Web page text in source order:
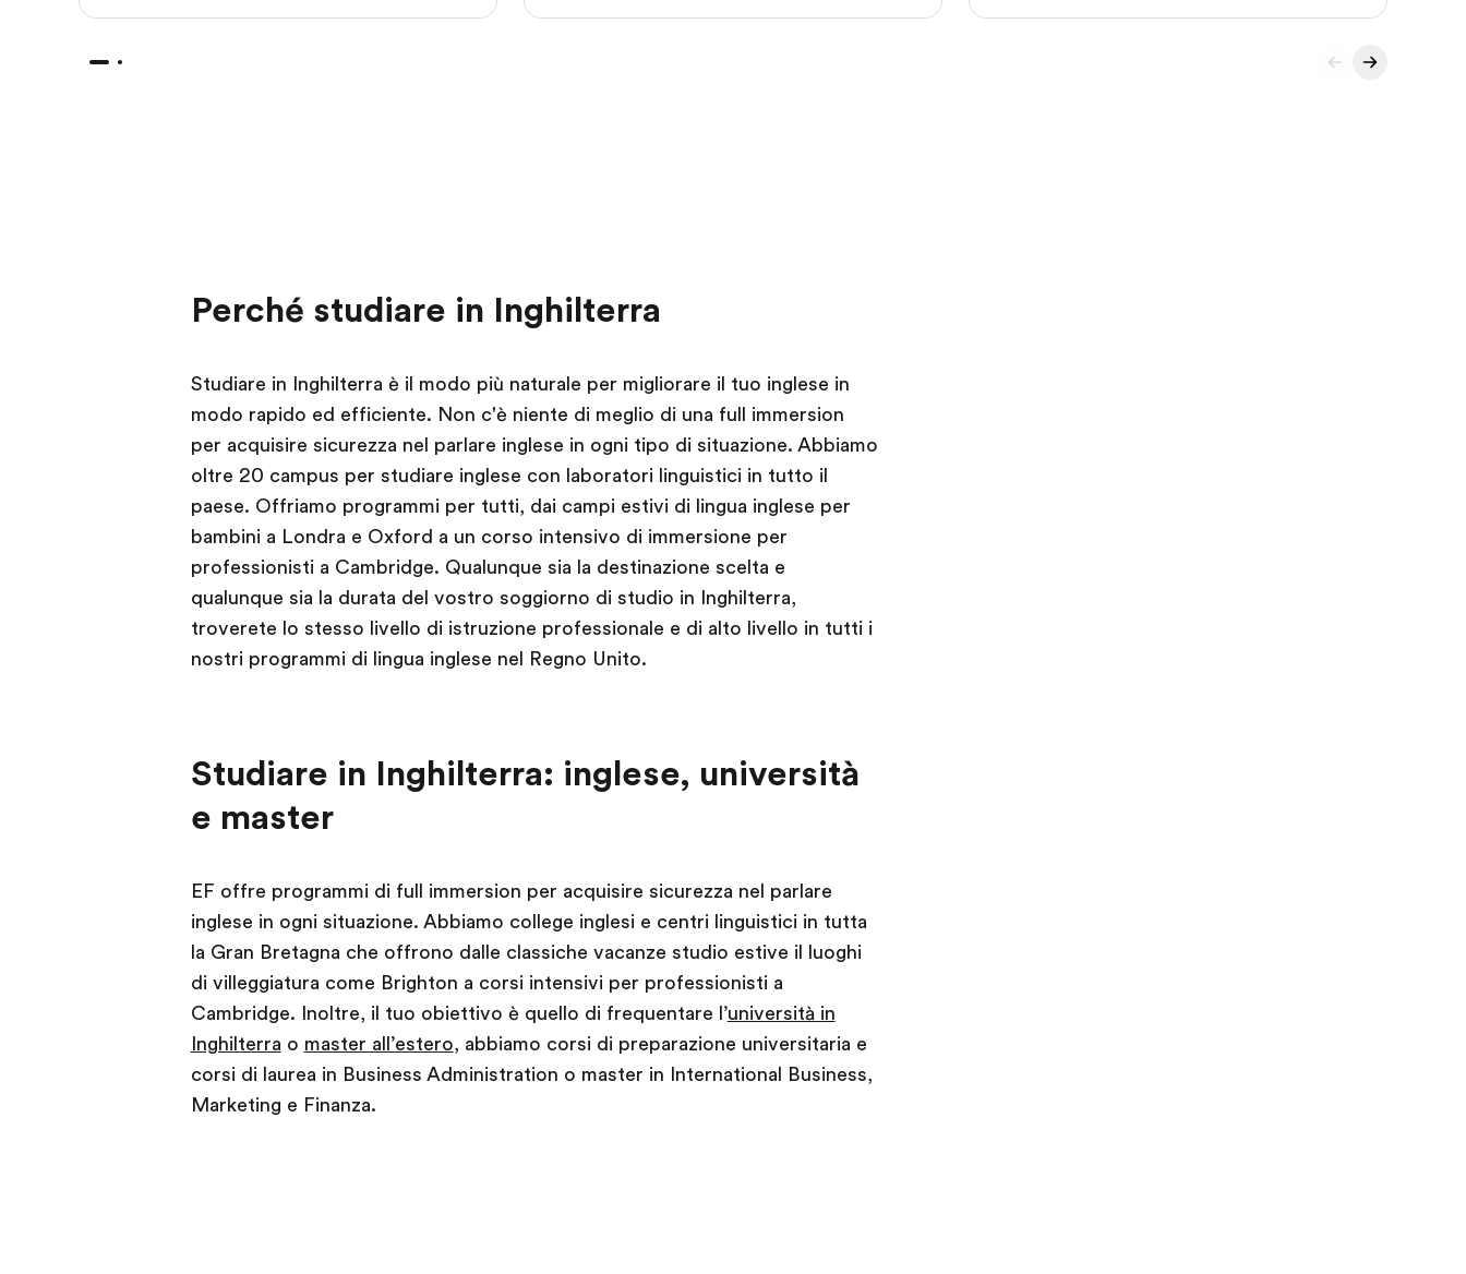
Perché studiare in Inghilterra
Studiare in Inghilterra è il modo più naturale per migliorare il tuo inglese in
modo rapido ed efficiente. Non c'è niente di meglio di una full immersion
per acquisire sicurezza nel parlare inglese in ogni tipo di situazione. Abbiamo
oltre 20 campus per studiare inglese con laboratori linguistici in tutto il
paese. Offriamo programmi per tutti, dai campi estivi di lingua inglese per
bambini a Londra e Oxford a un corso intensivo di immersione per
professionisti a Cambridge. Qualunque sia la destinazione scelta e
qualunque sia la durata del vostro soggiorno di studio in Inghilterra,
troverete lo stesso livello di istruzione professionale e di alto livello in tutti i
nostri programmi di lingua inglese nel Regno Unito.
Studiare in Inghilterra: inglese, università
e master
EF offre programmi di full immersion per acquisire sicurezza nel parlare
inglese in ogni situazione. Abbiamo college inglesi e centri linguistici in tutta
la Gran Bretagna che offrono dalle classiche vacanze studio estive il luoghi
di villeggiatura come Brighton a corsi intensivi per professionisti a
Cambridge. Inoltre, il tuo obiettivo è quello di frequentare l’università in
Inghilterra o master all’estero, abbiamo corsi di preparazione universitaria e
corsi di laurea in Business Administration o master in International Business,
Marketing e Finanza.